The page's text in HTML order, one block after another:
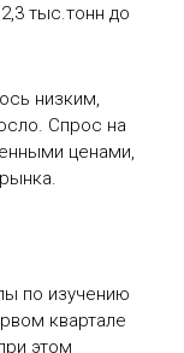
тыс.тонн до
низким,
Спрос на
ценами,
по изучению
квартале
этом